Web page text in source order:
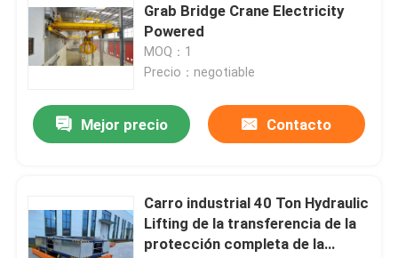
Grab Bridge Crane Electricity
Powered
MOQ：1
Precio：negotiable
Mejor precio Contacto
Carro industrial 40 Ton Hydraulic
Lifting de la transferencia de la
protección completa de la